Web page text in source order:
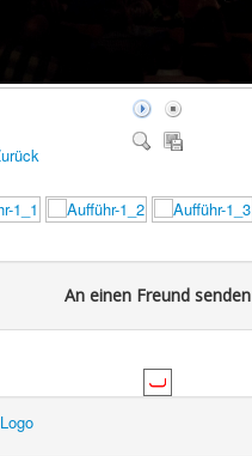
An einen Freund senden
Sie sich zuerst ein...